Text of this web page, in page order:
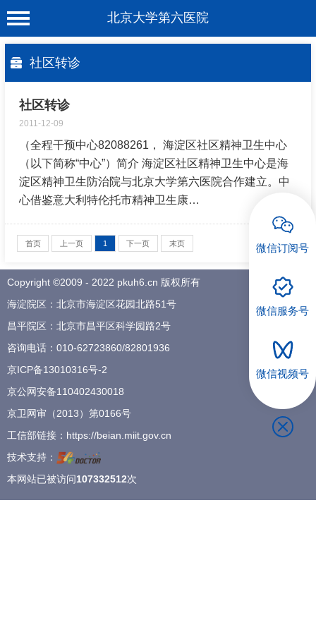
北京大学第六医院
医院概况
科室介绍
专家介绍
就诊服务
科学研究
教育培训
健康科普
合作支援
社区转诊
2011-12-09
社区转诊
（全程干预中心82088261， 海淀区社区精神卫生中心
（以下简称“中心”）简介 海淀区社区精神卫生中心是海
淀区精神卫生防治院与北京大学第六医院合作建立。中
心借鉴意大利特伦托市精神卫生康…
首页 上一页 1 下一页 末页
Copyright ©2009 - 2022 pkuh6.cn 版权所有
海淀院区：北京市海淀区花园北路51号
昌平院区：北京市昌平区科学园路2号
咨询电话： 010-62723860/82801936
京ICP备13010316号-2
京公网安备110402430018
京卫网审（2013）第0166号
工信部链接： https://beian.miit.gov.cn
技术支持：
本网站已被访问107332512次
微信订阅号
微信服务号
微信视频号